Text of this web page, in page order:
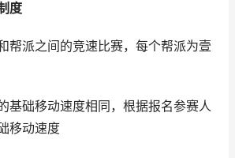
度
派之间的竞速比赛，每个帮派为壹
础移动速度相同，根据报名参赛人
移动速度